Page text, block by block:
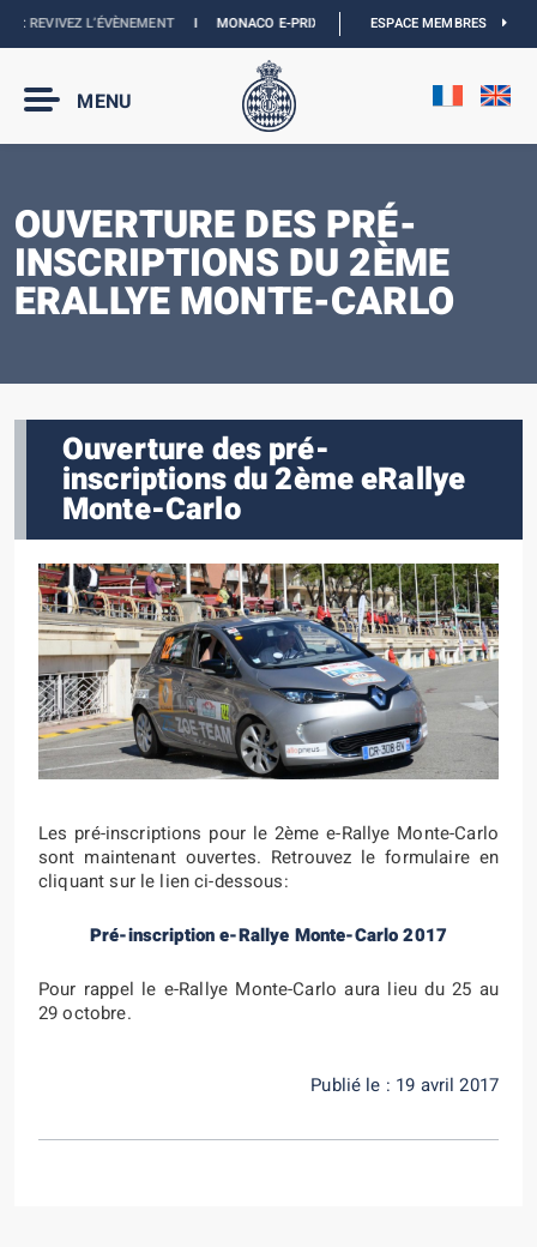
REVIVEZ L’ÉVÈNEMENTI MONACO E-PRIX 2027 : NOUVELLES DATESI
ESPACE MEMBRES
MENU
OUVERTURE DES PRÉ-
INSCRIPTIONS DU 2ÈME
ERALLYE MONTE-CARLO
Ouverture des pré-
inscriptions du 2ème eRallye
Monte-Carlo
Les pré-inscriptions pour le 2ème e-Rallye Monte-Carlo
sont maintenant ouvertes. Retrouvez le formulaire en
cliquant sur le lien ci-dessous:
Pré-inscription e-Rallye Monte-Carlo 2017
Pour rappel le e-Rallye Monte-Carlo aura lieu du 25 au
29 octobre.
Publié le : 19 avril 2017